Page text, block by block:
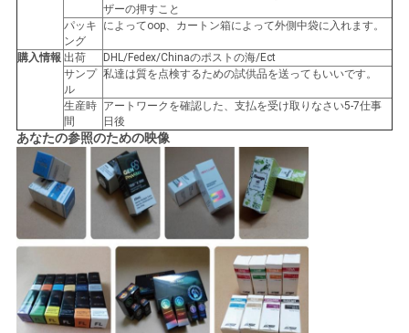
場
POLICY
ザーの押すこと
パッキ
ング
によってoop、カートン箱によって外側中袋に入れます。
購入情報 出荷
DHL/Fedex/Chinaのポストの海/Ect
サンプ
ル
私達は質を点検するための試供品を送ってもいいです。
生産時
間
アートワークを確認した、支払を受け取りなさい5-7仕事
日後
あなたの参照のための映像